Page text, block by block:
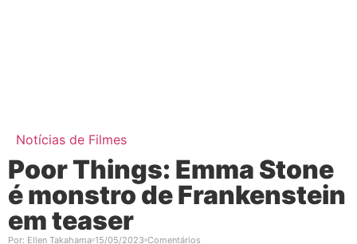
Notícias de Filmes
Poor Things: Emma Stone
é monstro de Frankenstein
em teaser
Por: Ellen Takahama 15/05/2023 Comentários